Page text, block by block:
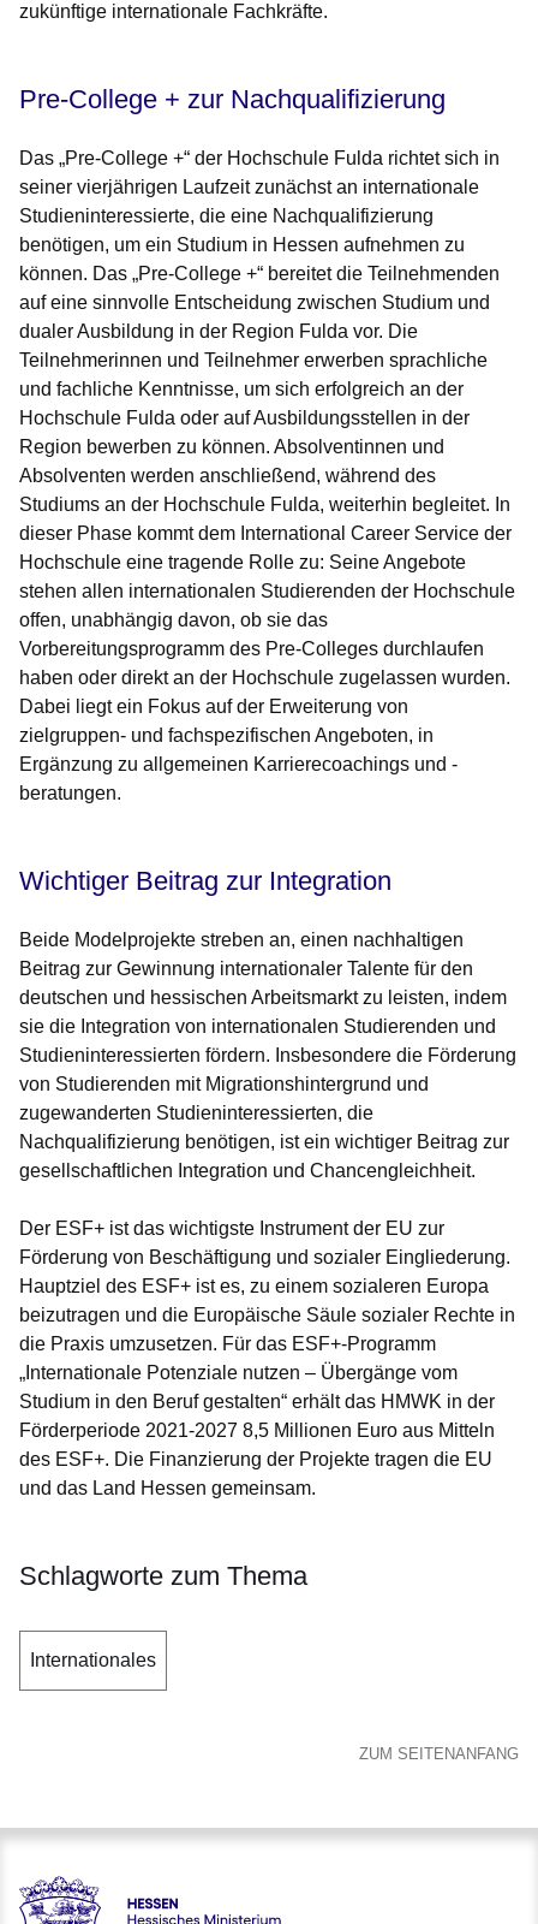
zukünftige internationale Fachkräfte.
Pre-College + zur Nachqualifizierung
Das „Pre-College +“ der Hochschule Fulda richtet sich in
seiner vierjährigen Laufzeit zunächst an internationale
Studieninteressierte, die eine Nachqualifizierung
benötigen, um ein Studium in Hessen aufnehmen zu
können. Das „Pre-College +“ bereitet die Teilnehmenden
auf eine sinnvolle Entscheidung zwischen Studium und
dualer Ausbildung in der Region Fulda vor. Die
Teilnehmerinnen und Teilnehmer erwerben sprachliche
und fachliche Kenntnisse, um sich erfolgreich an der
Hochschule Fulda oder auf Ausbildungsstellen in der
Region bewerben zu können. Absolventinnen und
Absolventen werden anschließend, während des
Studiums an der Hochschule Fulda, weiterhin begleitet. In
dieser Phase kommt dem International Career Service der
Hochschule eine tragende Rolle zu: Seine Angebote
stehen allen internationalen Studierenden der Hochschule
offen, unabhängig davon, ob sie das
Vorbereitungsprogramm des Pre-Colleges durchlaufen
haben oder direkt an der Hochschule zugelassen wurden.
Dabei liegt ein Fokus auf der Erweiterung von
zielgruppen- und fachspezifischen Angeboten, in
Ergänzung zu allgemeinen Karrierecoachings und -
beratungen.
Wichtiger Beitrag zur Integration
Beide Modelprojekte streben an, einen nachhaltigen
Beitrag zur Gewinnung internationaler Talente für den
deutschen und hessischen Arbeitsmarkt zu leisten, indem
sie die Integration von internationalen Studierenden und
Studieninteressierten fördern. Insbesondere die Förderung
von Studierenden mit Migrationshintergrund und
zugewanderten Studieninteressierten, die
Nachqualifizierung benötigen, ist ein wichtiger Beitrag zur
gesellschaftlichen Integration und Chancengleichheit.
Der ESF+ ist das wichtigste Instrument der EU zur
Förderung von Beschäftigung und sozialer Eingliederung.
Hauptziel des ESF+ ist es, zu einem sozialeren Europa
beizutragen und die Europäische Säule sozialer Rechte in
die Praxis umzusetzen. Für das ESF+-Programm
„Internationale Potenziale nutzen – Übergänge vom
Studium in den Beruf gestalten“ erhält das HMWK in der
Förderperiode 2021-2027 8,5 Millionen Euro aus Mitteln
des ESF+. Die Finanzierung der Projekte tragen die EU
und das Land Hessen gemeinsam.
Schlagworte zum Thema
Internationales
ZUM SEITENANFANG